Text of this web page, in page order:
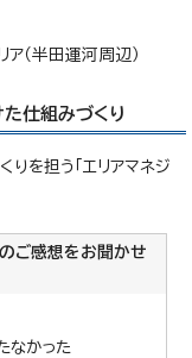
ア（半田運河周辺）
仕組みづくり
りを担う「エリアマネジ
のご感想をお聞かせ
なかった